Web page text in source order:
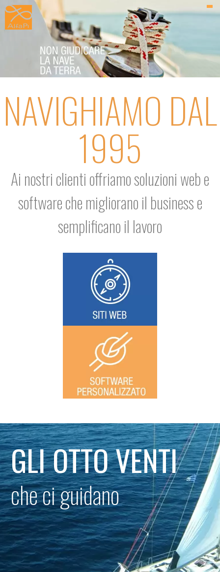
NAVIGHIAMO DAL
1995
Ai nostri clienti offriamo soluzioni web e
software che migliorano il business e
semplificano il lavoro
GLI OTTO VENTI
che ci guidano